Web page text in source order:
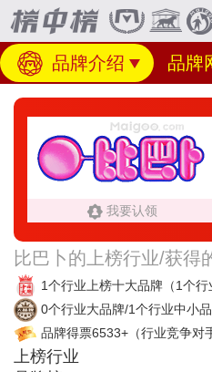
品牌介绍 品牌
我要认领
比巴卜的上榜行业/获得
1个行业上榜十大品牌 （1个
0个行业大品牌/1个行业中小
品牌得票6533+ （行业竞争对
上榜行业